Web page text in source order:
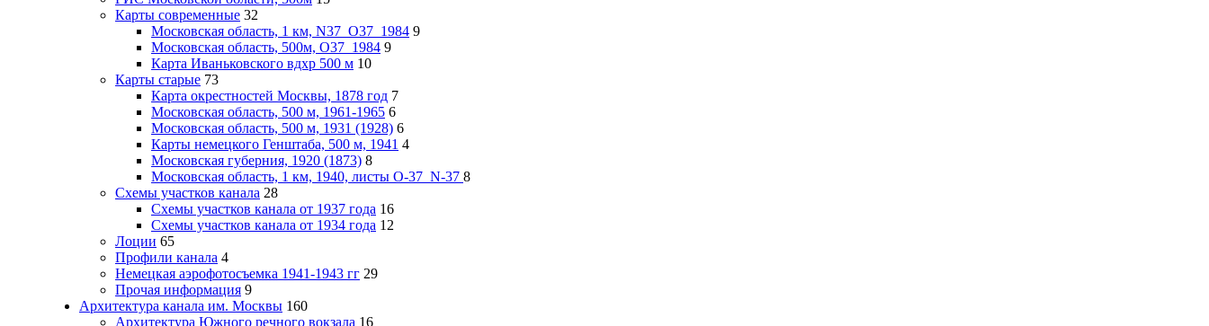
Карты современные 32
Московская область, 1 км, N37_O37_1984 9
Московская область, 500м, О37_1984 9
Карта Иваньковского вдхр 500 м 10
Карты старые 73
Карта окрестностей Москвы, 1878 год 7
Московская область, 500 м, 1961-1965 6
Московская область, 500 м, 1931 (1928) 6
Карты немецкого Генштаба, 500 м, 1941 4
Московская губерния, 1920 (1873) 8
Московская область, 1 км, 1940, листы О-37_N-37 8
Схемы участков канала 28
Схемы участков канала от 1937 года 16
Схемы участков канала от 1934 года 12
Лоции 65
Профили канала 4
Немецкая аэрофотосъемка 1941-1943 гг 29
Прочая информация 9
Архитектура канала им. Москвы 160
Архитектура Южного речного вокзала 16